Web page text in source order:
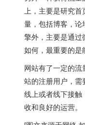
上，主要是研究
量，包括博客，论
擎外，主要是通
如何，最重要的是
网站有了一定的
站的注册用户，
线上或者线下接
收和良好的运营。